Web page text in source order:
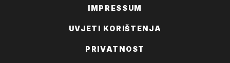
IMPRESSUM
UVJETI KORIŠTENJA
PRIVATNOST